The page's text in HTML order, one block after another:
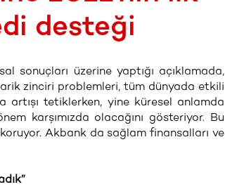
desteği
sonuçları üzerine yaptığı açıklamada,
zinciri problemleri, tüm dünyada etkili
artışı tetiklerken, yine küresel anlamda
karşımızda olacağını gösteriyor. Bu
Akbank da sağlam finansalları ve